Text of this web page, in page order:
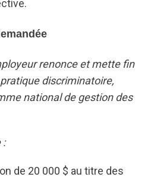
renonce et mette fin
discriminatoire,
national de gestion des
:
de 20 000 $ au titre des